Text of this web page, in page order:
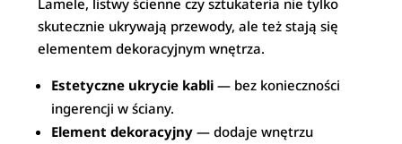
Lamele, listwy ścienne czy sztukateria nie tylko
skutecznie ukrywają przewody, ale też stają się
elementem dekoracyjnym wnętrza.
Estetyczne ukrycie kabli — bez konieczności
ingerencji w ściany.
Element dekoracyjny — dodaje wnętrzu